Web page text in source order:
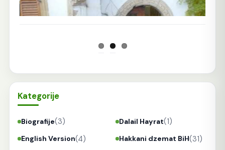
Kategorije
Biografije(3) Dalail Hayrat(1)
English Version(4) Hakkani dzemat BiH(31)